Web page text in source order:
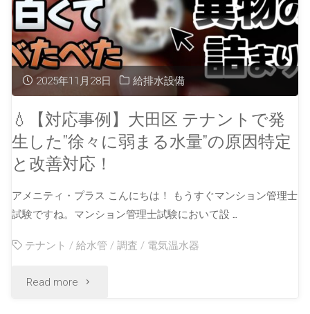
2025年11月28日 給排水設備
💧【対応事例】大田区 テナントで発
生した”徐々に弱まる水量”の原因特定
と改善対応！
アメニティ・プラス こんにちは！ もうすぐマンション管理士
試験ですね。マンション管理士試験において設 …
テナント /給水管 /調査 / 電気温水器
Read more